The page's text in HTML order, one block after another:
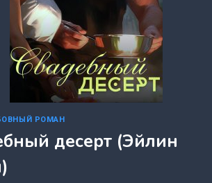
РОМАН
десерт (Эйлин